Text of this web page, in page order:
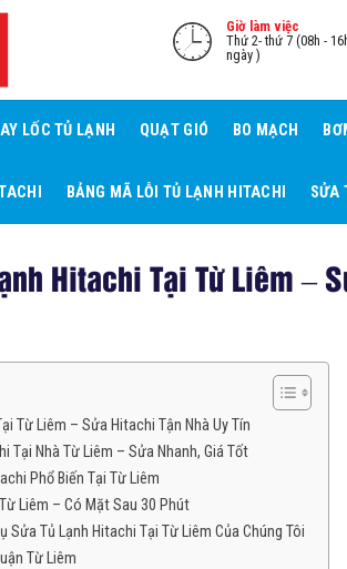
Giờ làm việc
Thứ 2- thứ 7 (08h -
ngày )
LỐC TỦ LẠNH QUẠT GIÓ BO MẠCH
BẢNG MÃ LỖI TỦ LẠNH HITACHI SỬA
Hitachi Tại Từ Liêm –
Từ Liêm – Sửa Hitachi Tận Nhà Uy Tín
Tại Nhà Từ Liêm – Sửa Nhanh, Giá Tốt
Phổ Biến Tại Từ Liêm
Liêm – Có Mặt Sau 30 Phút
Sửa Tủ Lạnh Hitachi Tại Từ Liêm Của Chúng Tôi
Từ Liêm